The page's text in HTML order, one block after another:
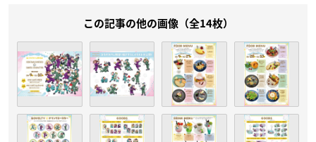
この記事の他の画像（全14枚）